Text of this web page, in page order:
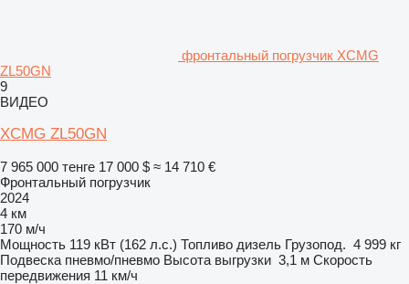
фронтальный погрузчик XCMG
ZL50GN
9
ВИДЕО
XCMG ZL50GN
7 965 000 тенге 17 000 $ ≈ 14 710 €
Фронтальный погрузчик
2024
4 км
170 м/ч
Мощность 119 кВт (162 л.с.) Топливо дизель Грузопод. 4 999 кг
Подвеска пневмо/пневмо Высота выгрузки 3,1 м Скорость
передвижения 11 км/ч